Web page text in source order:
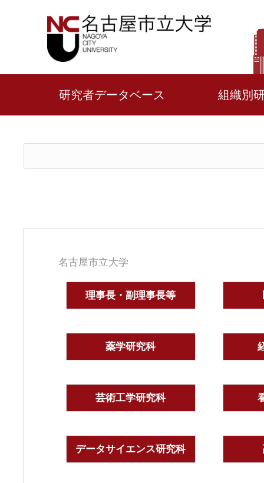
研究者データベース 組織別
名古屋市立大学
理事長・副理事長等
薬学研究科
芸術工学研究科
データサイエンス研究科